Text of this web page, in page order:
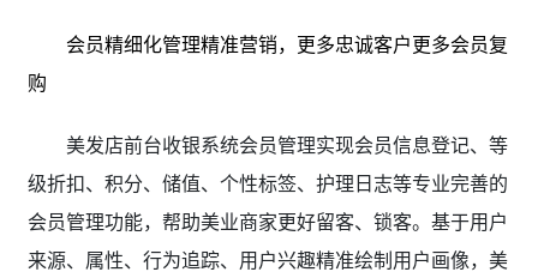
会员精细化管理精准营销，更多忠诚客户更多会员复
购
美发店前台收银系统会员管理实现会员信息登记、等
级折扣、积分、储值、个性标签、护理日志等专业完善的
会员管理功能，帮助美业商家更好留客、锁客。基于用户
来源、属性、行为追踪、用户兴趣精准绘制用户画像，美